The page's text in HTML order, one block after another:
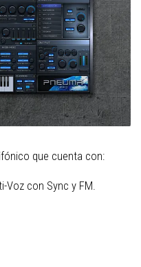
que cuenta con:
Voz con Sync y FM.